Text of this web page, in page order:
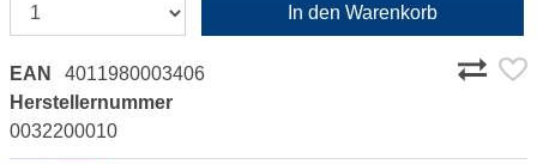
In den Warenkorb
EAN
4011980003406
Herstellernummer
0032200010